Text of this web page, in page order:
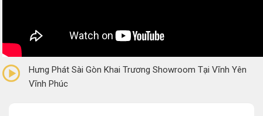
(0 Reviews)
Hưng Phát Sài Gòn Khai Trương Showroom Tại Vĩnh Yên
Vĩnh Phúc